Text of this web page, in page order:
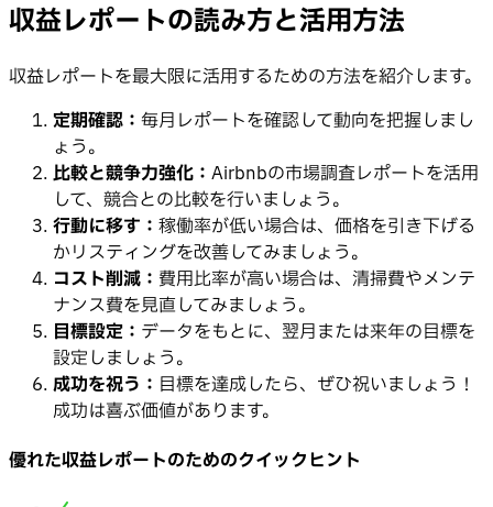
収益レポートの読み方と活用方法
収益レポートを最大限に活用するための方法を紹介します。
定期確認： 毎月レポートを確認して動向を把握しまし
ょう。
比較と競争力強化： Airbnbの市場調査レポートを活用
して、競合との比較を行いましょう。
行動に移す： 稼働率が低い場合は、価格を引き下げる
かリスティングを改善してみましょう。
コスト削減： 費用比率が高い場合は、清掃費やメンテ
ナンス費を見直してみましょう。
目標設定： データをもとに、翌月または来年の目標を
設定しましょう。
成功を祝う： 目標を達成したら、ぜひ祝いましょう！
成功は喜ぶ価値があります。
優れた収益レポートのためのクイックヒント